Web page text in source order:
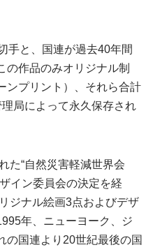
手と、国連が過去40年間
の作品のみオリジナル制
ンプリント）、それら合計
局によって永久保存され
た“自然災害軽減世界会
イン委員会の決定を経
ジナル絵画3点およびデザ
年、ニューヨーク、ジ
の国連より20世紀最後の国